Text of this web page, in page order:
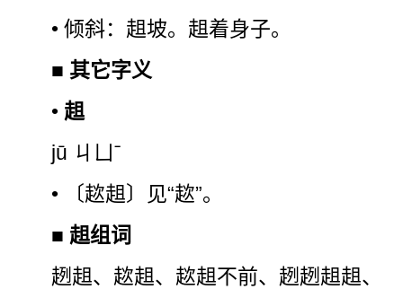
• 倾斜：趄坡。趄着身子。
■ 其它字义
• 趄
jū ㄐㄩˉ
• 〔趑趄〕见“趑”。
■ 趄组词
趔趄、趑趄、趑趄不前、趔趔趄趄、